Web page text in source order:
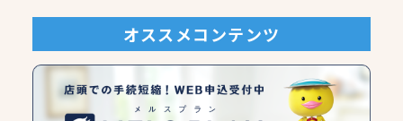
オススメコンテンツ